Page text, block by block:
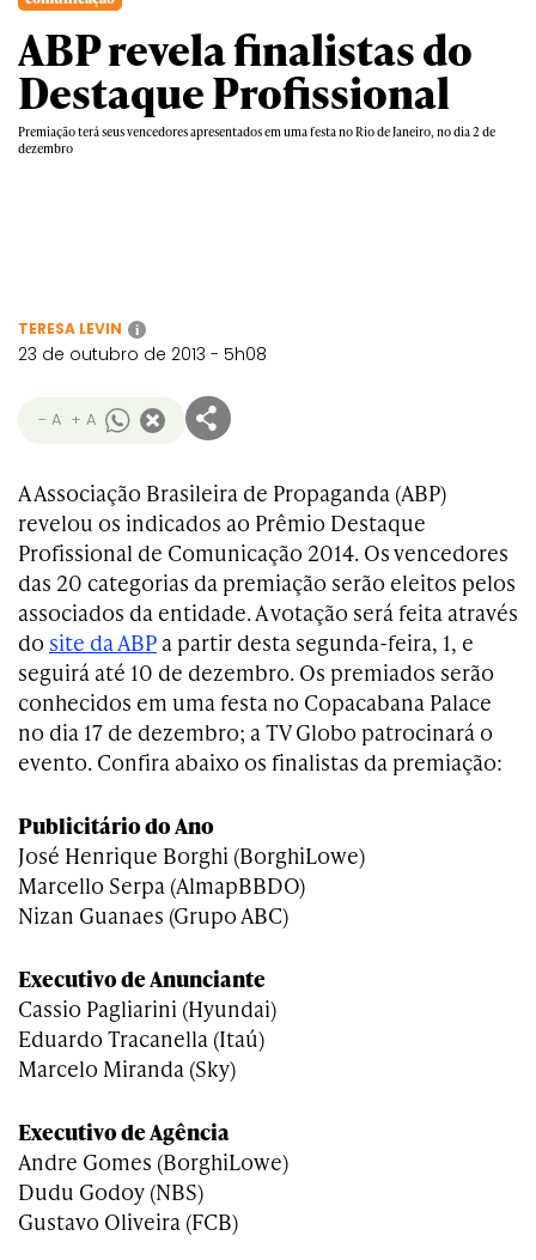
ABP revela finalistas do
Destaque Profissional
Premiação terá seus vencedores apresentados em uma festa no Rio de Janeiro, no dia 2 de
dezembro
TERESA LEVIN i
23 de outubro de 2013 - 5h08
- A + A
A Associação Brasileira de Propaganda (ABP)
revelou os indicados ao Prêmio Destaque
Profissional de Comunicação 2014. Os vencedores
das 20 categorias da premiação serão eleitos pelos
associados da entidade. A votação será feita através
do site da ABP a partir desta segunda-feira, 1, e
seguirá até 10 de dezembro. Os premiados serão
conhecidos em uma festa no Copacabana Palace
no dia 17 de dezembro; a TV Globo patrocinará o
evento. Confira abaixo os finalistas da premiação:
Publicitário do Ano
José Henrique Borghi (BorghiLowe)
Marcello Serpa (AlmapBBDO)
Nizan Guanaes (Grupo ABC)
Executivo de Anunciante
Cassio Pagliarini (Hyundai)
Eduardo Tracanella (Itaú)
Marcelo Miranda (Sky)
Executivo de Agência
Andre Gomes (BorghiLowe)
Dudu Godoy (NBS)
Gustavo Oliveira (FCB)